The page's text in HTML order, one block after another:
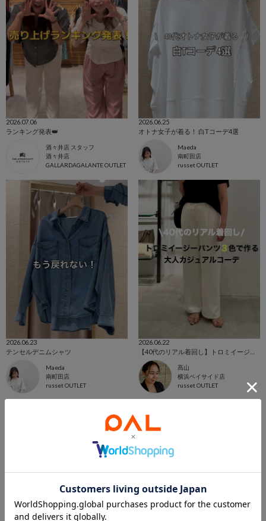
2026.07.06
ランキング発表👑
酒々井店 スタッフ
酒々井店
GALLARDAGALANTE OUTLET
2026.06.25
オトナ女子が着る！ 白Tコーデ4選
Maeda
南町田店
russet OUTLET
2026.06.23
テンセルデニムシャツ
Maeda
南町田店
russet OUTLET
2026.06.22
髙山
横浜ベイサイド店
russet OUTLET